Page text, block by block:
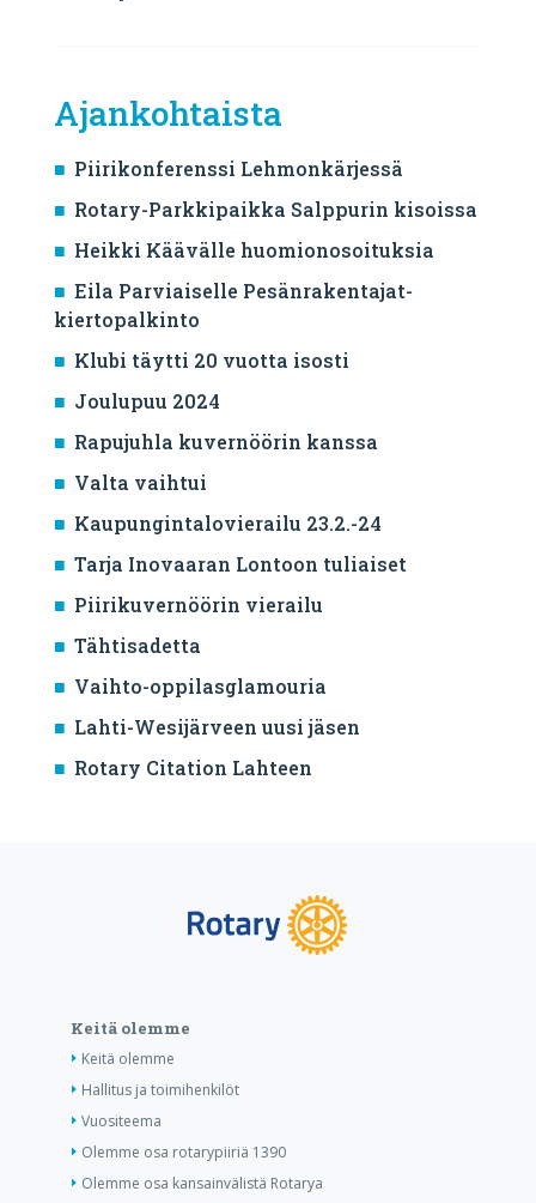
Ajankohtaista
Piirikonferenssi Lehmonkärjessä
Rotary-Parkkipaikka Salppurin kisoissa
Heikki Käävälle huomionosoituksia
Eila Parviaiselle Pesänrakentajat-
kiertopalkinto
Klubi täytti 20 vuotta isosti
Joulupuu 2024
Rapujuhla kuvernöörin kanssa
Valta vaihtui
Kaupungintalovierailu 23.2.-24
Tarja Inovaaran Lontoon tuliaiset
Piirikuvernöörin vierailu
Tähtisadetta
Vaihto-oppilasglamouria
Lahti-Wesijärveen uusi jäsen
Rotary Citation Lahteen
Keitä olemme
Keitä olemme
Hallitus ja toimihenkilöt
Vuositeema
Olemme osa rotarypiiriä 1390
Olemme osa kansainvälistä Rotarya